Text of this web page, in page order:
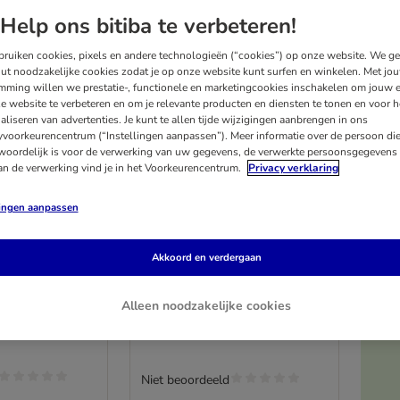
Paard
Wolf of Wildenress
kauwbot gemaakt van
Infinity"
3 x 17 cm (300 g)
Niet beoordeeld
Help ons bitiba te verbeteren!
cookies, pixels en andere technologieën (“cookies”) op onze website. We
noodzakelijke cookies zodat je op onze website kunt surfen en winkelen. Met
willen we prestatie-, functionele en marketingcookies inschakelen om jouw
website te verbeteren en om je relevante producten en diensten te tonen en voor
van advertenties. Je kunt te allen tijde wijzigingen aanbrengen in ons
(“Instellingen aanpassen”). Meer informatie over de persoon die
is voor de verwerking van uw gegevens, de verwerkte persoonsgegevens
de verwerking vind je in het Voorkeurencentrum.
Privacy verklaring
aanpassen
Alleen noodzakelijke cookies
Akkoord en verdergaan